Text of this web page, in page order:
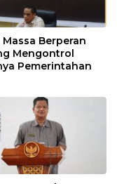
Massa Berperan
Mengontrol
Pemerintahan